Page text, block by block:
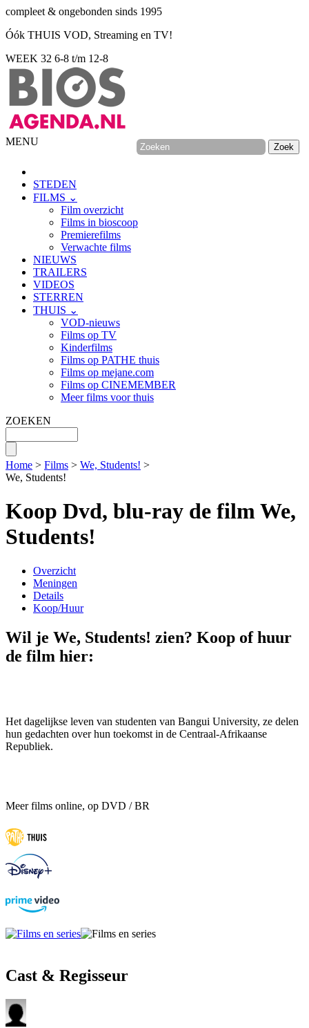
compleet & ongebonden sinds 1995
Óók THUIS VOD, Streaming en TV!
WEEK 32 6-8 t/m 12-8
MENU
STEDEN
FILMS ⌄
Film overzicht
Films in bioscoop
Premierefilms
Verwachte films
NIEUWS
TRAILERS
VIDEOS
STERREN
THUIS ⌄
VOD-nieuws
Films op TV
Kinderfilms
Films op PATHE thuis
Films op mejane.com
Films op CINEMEMBER
Meer films voor thuis
ZOEKEN
Home > Films > We, Students! >
We, Students!
Koop Dvd, blu-ray de film We,
Students!
Overzicht
Meningen
Details
Koop/Huur
Wil je We, Students! zien? Koop of huur
de film hier:
Het dagelijkse leven van studenten van Bangui University, ze delen
hun gedachten over hun toekomst in de Centraal-Afrikaanse
Republiek.
Meer films online, op DVD / BR
Cast & Regisseur